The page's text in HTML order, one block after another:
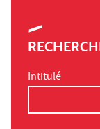
Intitulé